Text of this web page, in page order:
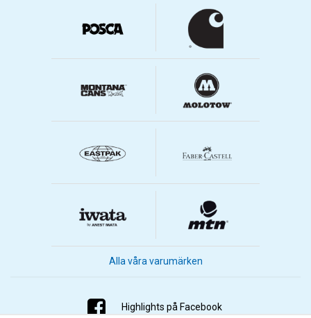
Alla våra varumärken
Highlights på Facebook